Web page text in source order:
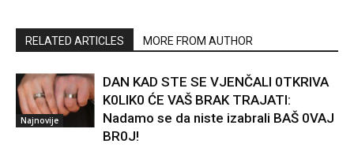
RELATED ARTICLES MORE FROM AUTHOR
Najnovije
DAN KAD STE SE VJENČALI 0TKRIVA
K0LIK0 ĆE VAŠ BRAK TRAJATI:
Nadamo se da niste izabrali BAŠ 0VAJ
BR0J!